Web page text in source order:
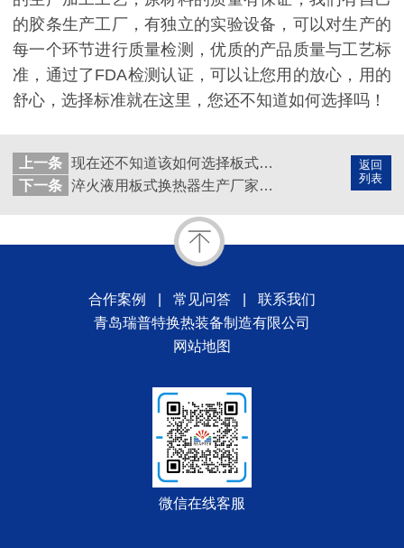
的胶条生产工厂，有独立的实验设备，可以对生产的
每一个环节进行质量检测，优质的产品质量与工艺标
准，通过了FDA检测认证，可以让您用的放心，用的
舒心，选择标准就在这里，您还不知道如何选择吗！
返回
列表
上一条
现在还不知道该如何选择板式热交换器板片材质吗？
下一条
淬火液用板式换热器生产厂家为您的生产线量身定制
合作案例 常见问答
联系我们
青岛瑞普特换热装备制造有限公司
网站地图
微信在线客服